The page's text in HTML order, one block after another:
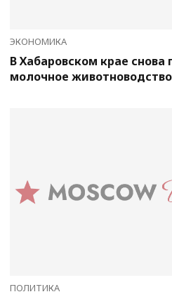
ЭКОНОМИКА
В Хабаровском крае
молочное животноводство
ПОЛИТИКА